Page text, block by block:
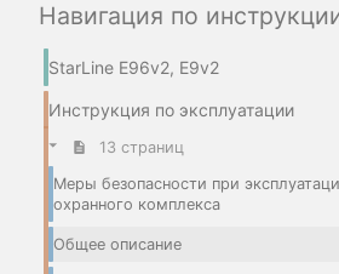
Навигация по
StarLine E96v2, E9v2
Инструкция по эксплуатации
13 страниц
Меры безопасности при
охранного комплекса
Общее описание